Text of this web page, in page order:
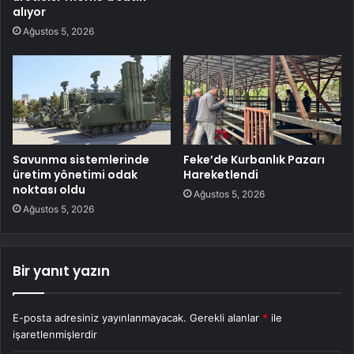
alıyor
Ağustos 5, 2026
Savunma sistemlerinde
üretim yönetimi odak
noktası oldu
Ağustos 5, 2026
Feke’de Kurbanlık Pazarı
Hareketlendi
Ağustos 5, 2026
Bir yanıt yazın
E-posta adresiniz yayınlanmayacak. Gerekli alanlar * ile
işaretlenmişlerdir